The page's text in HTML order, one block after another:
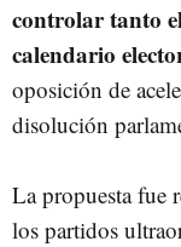
controlar tanto
calendario
oposición de
disolución
La propuesta fue
los partidos